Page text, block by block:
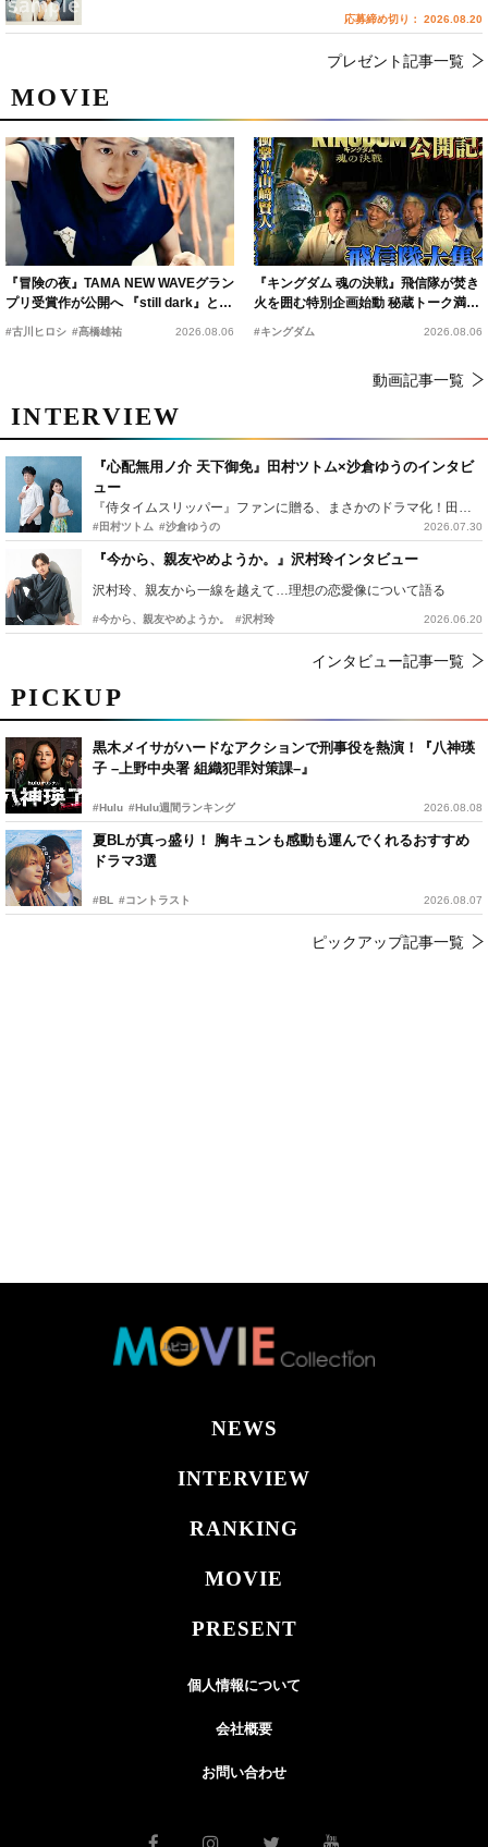
PICKUP
黒木メイサがハードなアクションで刑事役を熱演！『八神瑛
子 –上野中央署 組織犯罪対策課–』
#Hulu #Hulu週間ランキング 2026.08.08
夏BLが真っ盛り！ 胸キュンも感動も運んでくれるおすすめ
ドラマ3選
#BL #コントラスト 2026.08.07
ピックアップ記事一覧
MOVIE
『冒険の夜』TAMA NEW WAVEグラン
プリ受賞作が公開へ 『still dark』と同
時上映決定
#古川ヒロシ #髙橋雄祐 2026.08.06
『キングダム 魂の決戦』飛信隊が焚き
火を囲む特別企画始動 秘蔵トーク満載
の“キングダムキャンプ”開催
#キングダム 2026.08.06
動画記事一覧
INTERVIEW
『心配無用ノ介 天下御免』田村ツトム×沙倉ゆうのインタビ
ュー
『侍タイムスリッパー』ファンに贈る、まさかのドラマ化！田村ツトム×沙倉ゆうのが語る『心配無用ノ介』撮影秘話
#田村ツトム #沙倉ゆうの 2026.07.30
『今から、親友やめようか。』沢村玲インタビュー
沢村玲、親友から一線を越えて…理想の恋愛像について語る
#今から、親友やめようか。 #沢村玲 2026.06.20
インタビュー記事一覧
応募締め切り： 2026.08.20
プレゼント記事一覧
NEWS
INTERVIEW
RANKING
MOVIE
PRESENT
個人情報について
会社概要
お問い合わせ